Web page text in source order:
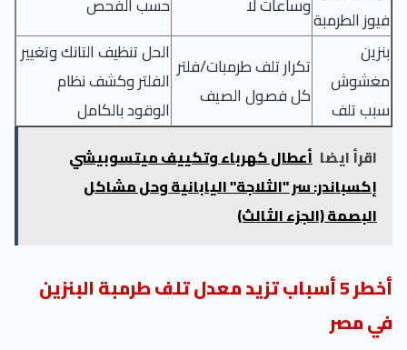
الطرمبة
تلف
تكرار تلف طرمبات/فلتر
كل فصول الصيف
الحل تنظيف التانك وتغيير
الفلتر وكشف نظام
الوقود بالكامل
اقرأ ايضا أعطال كهرباء وتكييف ميتسوبيشي
إكسباندر: سر "الثلاجة" اليابانية وحل مشاكل
البصمة (الجزء الثالث)
أخطر 5 أسباب تزيد معدل تلف طرمبة البنزين
مصر